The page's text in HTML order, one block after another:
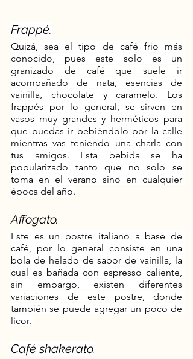
Frappé.
Quizá, sea el tipo de café frio más
conocido, pues este solo es un
granizado de café que suele ir
acompañado de nata, esencias de
vainilla, chocolate y caramelo. Los
frappés por lo general, se sirven en
vasos muy grandes y herméticos para
que puedas ir bebiéndolo por la calle
mientras vas teniendo una charla con
tus amigos. Esta bebida se ha
popularizado tanto que no solo se
toma en el verano sino en cualquier
época del año.
Affogato.
Este es un postre italiano a base de
café, por lo general consiste en una
bola de helado de sabor de vainilla, la
cual es bañada con espresso caliente,
sin embargo, existen diferentes
variaciones de este postre, donde
también se puede agregar un poco de
licor.
Café shakerato.